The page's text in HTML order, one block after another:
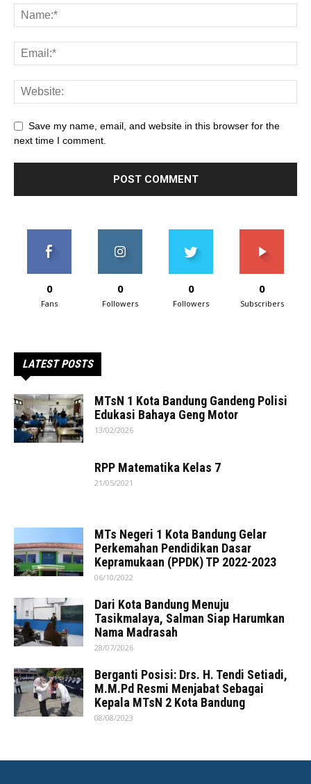
Save my name, email, and website in this browser for the
next time I comment.
0
Fans
0
Followers
0
Followers
0
Subscribers
LATEST POSTS
MTsN 1 Kota Bandung Gandeng Polisi
Edukasi Bahaya Geng Motor
13/02/2026
RPP Matematika Kelas 7
21/05/2021
MTs Negeri 1 Kota Bandung Gelar
Perkemahan Pendidikan Dasar
Kepramukaan (PPDK) TP 2022-2023
06/10/2022
Dari Kota Bandung Menuju
Tasikmalaya, Salman Siap Harumkan
Nama Madrasah
28/07/2026
Berganti Posisi: Drs. H. Tendi Setiadi,
M.M.Pd Resmi Menjabat Sebagai
Kepala MTsN 2 Kota Bandung
08/08/2023